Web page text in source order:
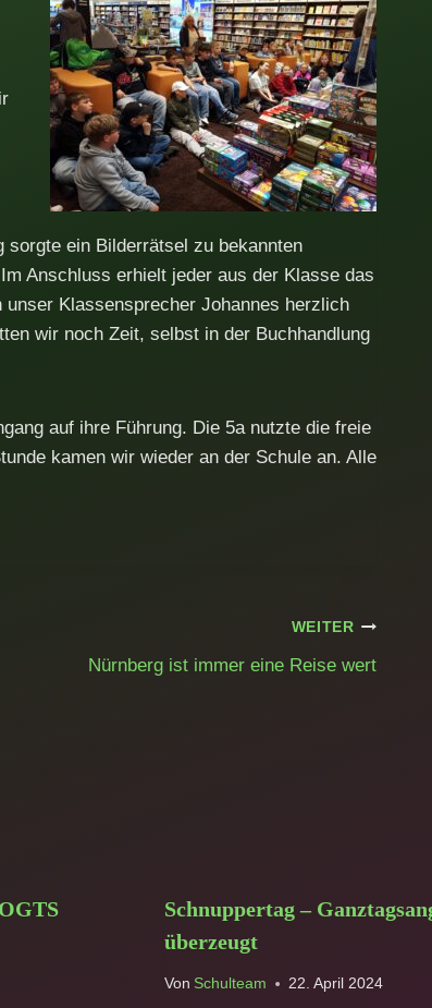
sorgte ein Bilderrätsel zu bekannten
Anschluss erhielt jeder aus der Klasse das
Klassensprecher Johannes herzlich
wir noch Zeit, selbst in der Buchhandlung
auf ihre Führung. Die 5a nutzte die freie
kamen wir wieder an der Schule an. Alle
WEITER
Nürnberg ist immer eine Reise wert
Schnuppertag –
überzeugt
Von Schulteam 22. April 2024